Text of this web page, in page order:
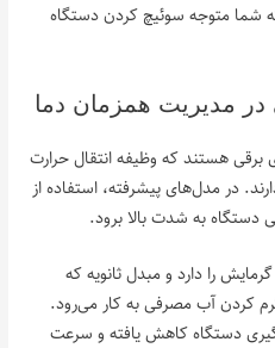
شما متوجه سوئیچ کردن دستگاه
مدیریت همزمان دما
برقی هستند که وظیفه انتقال حرارت
در مدل‌های پیشرفته، استفاده از
دستگاه به شدت بالا برود.
را دارد و مبدل ثانویه که
کردن آب مصرفی به کار می‌رود.
دستگاه کاهش یافته و سرعت